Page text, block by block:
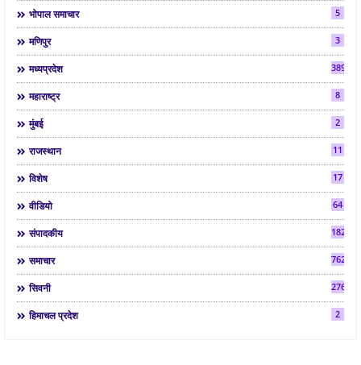
भोपाल समाचार 5
मणिपुर 3
मध्यप्रदेश 3892
महाराष्ट्र 8
मुंबई 2
राजस्थान 11
विशेष 17
वीडियो 64
संपादकीय 182
समाचार 7624
सिवनी 2763
हिमाचल प्रदेश 2